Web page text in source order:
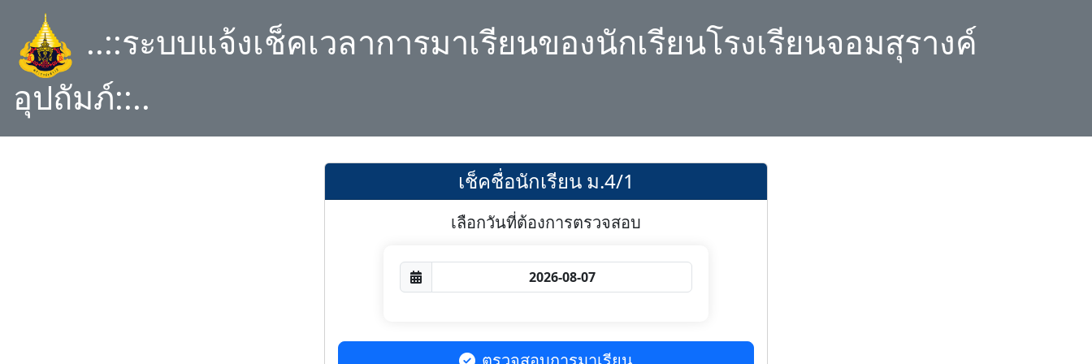
..::ระบบแจ้งเช็คเวลาการมาเรียนของนักเรียนโรงเรียนจอมสุรางค์
อุปถัมภ์::..
เช็คชื่อนักเรียน ม.4/1
เลือกวันที่ต้องการตรวจสอบ